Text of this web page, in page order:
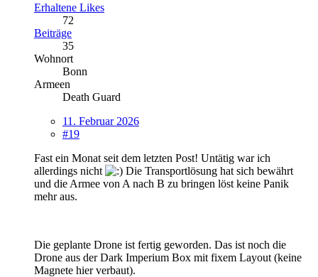
Erhaltene Likes
72
Beiträge
35
Wohnort
Bonn
Armeen
Death Guard
11. Februar 2026
#19
Fast ein Monat seit dem letzten Post! Untätig war ich
allerdings nicht
Die Transportlösung hat sich bewährt
und die Armee von A nach B zu bringen löst keine Panik
mehr aus.
Die geplante Drone ist fertig geworden. Das ist noch die
Drone aus der Dark Imperium Box mit fixem Layout (keine
Magnete hier verbaut).